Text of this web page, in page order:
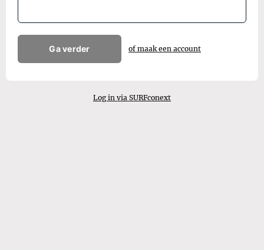
Ga verder of maak een account
Log in via SURFconext